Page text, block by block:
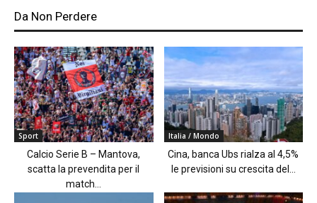
Da Non Perdere
Sport
Calcio Serie B – Mantova,
scatta la prevendita per il
match...
Italia / Mondo
Cina, banca Ubs rialza al 4,5%
le previsioni su crescita del...